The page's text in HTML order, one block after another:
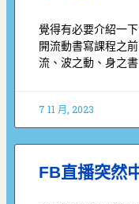
覺得有必要介紹一
開流動書寫課程之
流、波之動、身之書
7 11 月, 2023
FB直播突然